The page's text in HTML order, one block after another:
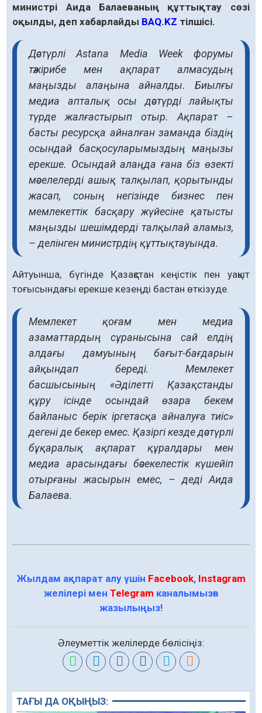
министрі Аида Балаеваның құттықтау сөзі
оқылды, деп хабарлайды BAQ.KZ тілшісі.
Дәстүрлі Astana Media Week форумы
тәжірибе мен ақпарат алмасудың
маңызды алаңына айналды. Биылғы
медиа апталық осы дәстүрді лайықты
түрде жалғастырып отыр. Ақпарат –
басты ресурсқа айналған заманда біздің
осындай басқосуларымыздың маңызы
ерекше. Осындай алаңда ғана біз өзекті
мәселелерді ашық талқылап, қорытынды
жасап, соның негізінде бизнес пен
мемлекеттік басқару жүйесіне қатысты
маңызды шешімдерді талқылай аламыз,
– делінген министрдің құттықтауында.
Айтуынша, бүгінде Қазақстан кеңістік пен уақыт
тоғысындағы ерекше кезеңді бастан өткізуде.
Мемлекет қоғам мен медиа
азаматтардың сұранысына сай елдің
алдағы дамуының бағыт-бағдарын
айқындап береді. Мемлекет
басшысының «Әділетті Қазақстанды
құру ісінде осындай өзара бекем
байланыс берік іргетасқа айналуға тиіс»
дегені де бекер емес. Қазіргі кезде дәстүрлі
бұқаралық ақпарат құралдары мен
медиа арасындағы бәсекелестік күшейіп
отырғаны жасырын емес, – деді Аида
Балаева.
Жылдам ақпарат алу үшін Facebook, Instagram
желілері мен Telegram каналымызға
жазылыңыз!
Әлеуметтік желілерде бөлісіңіз:
ТАҒЫ ДА ОҚЫҢЫЗ: